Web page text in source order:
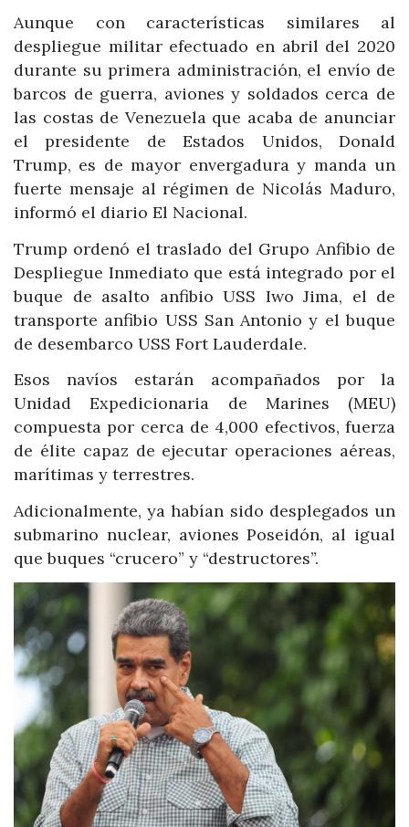
Aunque con características similares al
despliegue militar efectuado en abril del 2020
durante su primera administración, el envío de
barcos de guerra, aviones y soldados cerca de
las costas de Venezuela que acaba de anunciar
el presidente de Estados Unidos, Donald
Trump, es de mayor envergadura y manda un
fuerte mensaje al régimen de Nicolás Maduro,
informó el diario El Nacional.
Trump ordenó el traslado del Grupo Anfibio de
Despliegue Inmediato que está integrado por el
buque de asalto anfibio USS Iwo Jima, el de
transporte anfibio USS San Antonio y el buque
de desembarco USS Fort Lauderdale.
Esos navíos estarán acompañados por la
Unidad Expedicionaria de Marines (MEU)
compuesta por cerca de 4,000 efectivos, fuerza
de élite capaz de ejecutar operaciones aéreas,
marítimas y terrestres.
Adicionalmente, ya habían sido desplegados un
submarino nuclear, aviones Poseidón, al igual
que buques “crucero” y “destructores”.